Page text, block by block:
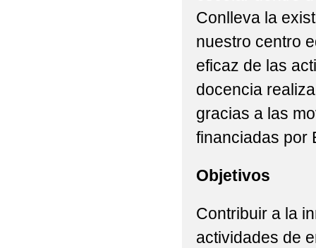
Conlleva la
nuestro centro
eficaz de las
docencia
gracias a las
financiadas por
Objetivos
Contribuir a la
actividades de